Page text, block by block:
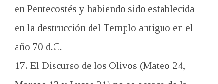
en Pentecostés y habiendo sido establecida
en la destrucción del Templo antiguo en el
año 70 d.C.
17. El Discurso de los Olivos (Mateo 24,